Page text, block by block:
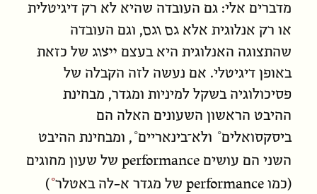
מדברים אלי: גם העובדה שהיא לא רק דיגיטלית
או רק אנלוגית אלא גם וגם, וגם העובדה
שהתצוגה האנלוגית היא בעצם ייצוג של כזאת
באופן דיגיטלי. אם נעשה לזה הקבלה של
פסיכולוגיה בשקל למיניות ומגדר, מבחינת
ההיבט הראשון השעונים האלה הם
ביסקסואלים
ולא־בינאריים , ומבחינת ההיבט
השני הם עושים performanceשל שעון מחוגים
(כמו performanceשל מגדר א-לה באטלר )